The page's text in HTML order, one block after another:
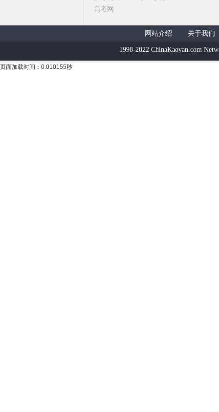
高考网
网站介绍 关于我们
1998-2022 ChinaKaoyan.com
页面加载时间：0.010155秒